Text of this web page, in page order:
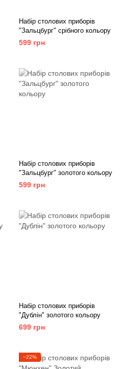
Набір столових приборів
"Зальцбург" срібного кольору
599 грн
Набір столових приборів
"Зальцбург" золотого кольору
599 грн
Набір столових приборів
"Дублін" золотого кольору
699 грн
−22%